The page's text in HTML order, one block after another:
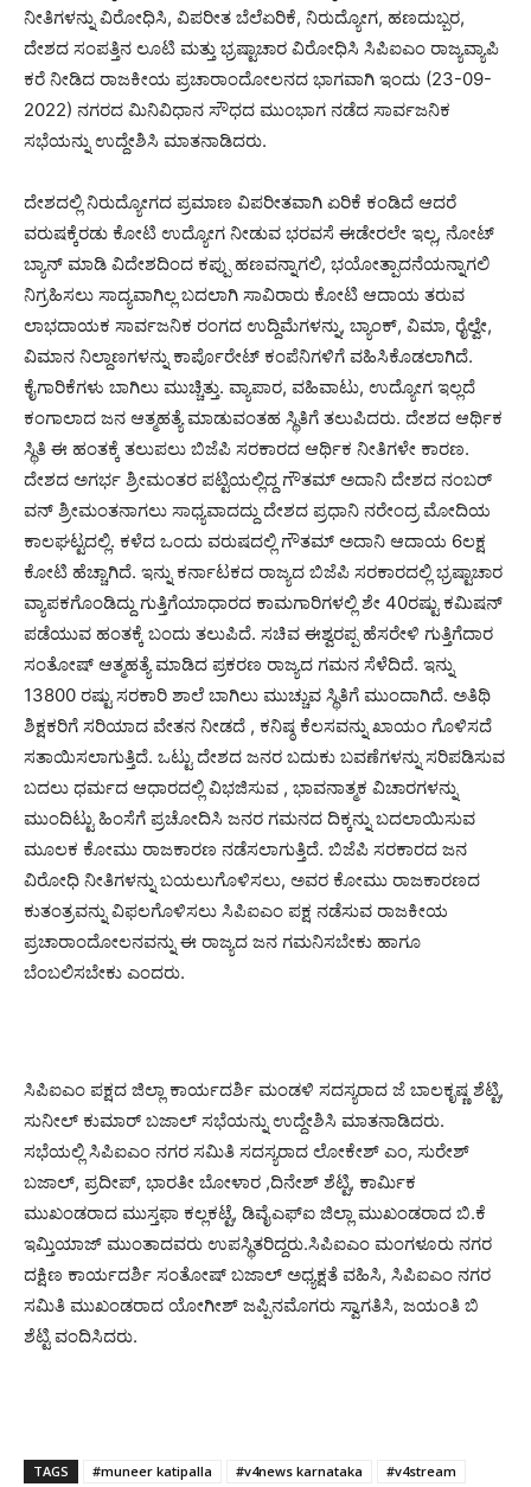
ನೀತಿಗಳನ್ನು ವಿರೋಧಿಸಿ, ವಿಪರೀತ ಬೆಲೆಏರಿಕೆ, ನಿರುದ್ಯೋಗ, ಹಣದುಬ್ಬರ,
ದೇಶದ ಸಂಪತ್ತಿನ ಲೂಟಿ ಮತ್ತು ಭ್ರಷ್ಟಾಚಾರ ವಿರೋಧಿಸಿ ಸಿಪಿಐಎಂ ರಾಜ್ಯವ್ಯಾಪಿ
ಕರೆ ನೀಡಿದ ರಾಜಕೀಯ ಪ್ರಚಾರಾಂದೋಲನದ ಭಾಗವಾಗಿ ಇಂದು (23-09-
2022) ನಗರದ ಮಿನಿವಿಧಾನ ಸೌಧದ ಮುಂಭಾಗ ನಡೆದ ಸಾರ್ವಜನಿಕ
ಸಭೆಯನ್ನು ಉದ್ದೇಶಿಸಿ ಮಾತನಾಡಿದರು.
ದೇಶದಲ್ಲಿ ನಿರುದ್ಯೋಗದ ಪ್ರಮಾಣ ವಿಪರೀತವಾಗಿ ಏರಿಕೆ ಕಂಡಿದೆ ಆದರೆ
ವರುಷಕ್ಕೆರಡು ಕೋಟಿ ಉದ್ಯೋಗ ನೀಡುವ ಭರವಸೆ ಈಡೇರಲೇ ಇಲ್ಲ, ನೋಟ್
ಬ್ಯಾನ್ ಮಾಡಿ ವಿದೇಶದಿಂದ ಕಪ್ಪು ಹಣವನ್ನಾಗಲಿ, ಭಯೋತ್ಪಾದನೆಯನ್ನಾಗಲಿ
ನಿಗ್ರಹಿಸಲು ಸಾದ್ಯವಾಗಿಲ್ಲ ಬದಲಾಗಿ ಸಾವಿರಾರು ಕೋಟಿ ಆದಾಯ ತರುವ
ಲಾಭದಾಯಕ ಸಾರ್ವಜನಿಕ ರಂಗದ ಉದ್ದಿಮೆಗಳನ್ನು, ಬ್ಯಾಂಕ್, ವಿಮಾ, ರೈಲ್ವೇ,
ವಿಮಾನ ನಿಲ್ದಾಣಗಳನ್ನು ಕಾರ್ಪೊರೇಟ್ ಕಂಪೆನಿಗಳಿಗೆ ವಹಿಸಿಕೊಡಲಾಗಿದೆ.
ಕೈಗಾರಿಕೆಗಳು ಬಾಗಿಲು ಮುಚ್ಚಿತ್ತು. ವ್ಯಾಪಾರ, ವಹಿವಾಟು, ಉದ್ಯೋಗ ಇಲ್ಲದೆ
ಕಂಗಾಲಾದ ಜನ ಆತ್ಮಹತ್ಯೆ ಮಾಡುವಂತಹ ಸ್ಥಿತಿಗೆ ತಲುಪಿದರು. ದೇಶದ ಆರ್ಥಿಕ
ಸ್ಥಿತಿ ಈ ಹಂತಕ್ಕೆ ತಲುಪಲು ಬಿಜೆಪಿ ಸರಕಾರದ ಆರ್ಥಿಕ ನೀತಿಗಳೇ ಕಾರಣ.
ದೇಶದ ಅಗರ್ಭ ಶ್ರೀಮಂತರ ಪಟ್ಟಿಯಲ್ಲಿದ್ದ ಗೌತಮ್ ಅದಾನಿ ದೇಶದ ನಂಬರ್
ವನ್ ಶ್ರೀಮಂತನಾಗಲು ಸಾಧ್ಯವಾದದ್ದು ದೇಶದ ಪ್ರಧಾನಿ ನರೇಂದ್ರ ಮೋದಿಯ
ಕಾಲಘಟ್ಟದಲ್ಲಿ. ಕಳೆದ ಒಂದು ವರುಷದಲ್ಲಿ ಗೌತಮ್ ಅದಾನಿ ಆದಾಯ 6ಲಕ್ಷ
ಕೋಟಿ ಹೆಚ್ಚಾಗಿದೆ. ಇನ್ನು ಕರ್ನಾಟಕದ ರಾಜ್ಯದ ಬಿಜೆಪಿ ಸರಕಾರದಲ್ಲಿ ಭ್ರಷ್ಟಾಚಾರ
ವ್ಯಾಪಕಗೊಂಡಿದ್ದು ಗುತ್ತಿಗೆಯಾಧಾರದ ಕಾಮಗಾರಿಗಳಲ್ಲಿ ಶೇ 40ರಷ್ಟು ಕಮಿಷನ್
ಪಡೆಯುವ ಹಂತಕ್ಕೆ ಬಂದು ತಲುಪಿದೆ. ಸಚಿವ ಈಶ್ವರಪ್ಪ ಹೆಸರೇಳಿ ಗುತ್ತಿಗೆದಾರ
ಸಂತೋಷ್ ಆತ್ಮಹತ್ಯೆ ಮಾಡಿದ ಪ್ರಕರಣ ರಾಜ್ಯದ ಗಮನ ಸೆಳೆದಿದೆ. ಇನ್ನು
13800 ರಷ್ಟು ಸರಕಾರಿ ಶಾಲೆ ಬಾಗಿಲು ಮುಚ್ಚುವ ಸ್ಥಿತಿಗೆ ಮುಂದಾಗಿದೆ. ಅತಿಥಿ
ಶಿಕ್ಷಕರಿಗೆ ಸರಿಯಾದ ವೇತನ ನೀಡದೆ , ಕನಿಷ್ಠ ಕೆಲಸವನ್ನು ಖಾಯಂ ಗೊಳಿಸದೆ
ಸತಾಯಿಸಲಾಗುತ್ತಿದೆ. ಒಟ್ಟು ದೇಶದ ಜನರ ಬದುಕು ಬವಣೆಗಳನ್ನು ಸರಿಪಡಿಸುವ
ಬದಲು ಧರ್ಮದ ಆಧಾರದಲ್ಲಿ ವಿಭಜಿಸುವ , ಭಾವನಾತ್ಮಕ ವಿಚಾರಗಳನ್ನು
ಮುಂದಿಟ್ಟು ಹಿಂಸೆಗೆ ಪ್ರಚೋದಿಸಿ ಜನರ ಗಮನದ ದಿಕ್ಕನ್ನು ಬದಲಾಯಿಸುವ
ಮೂಲಕ ಕೋಮು ರಾಜಕಾರಣ ನಡೆಸಲಾಗುತ್ತಿದೆ. ಬಿಜೆಪಿ ಸರಕಾರದ ಜನ
ವಿರೋಧಿ ನೀತಿಗಳನ್ನು ಬಯಲುಗೊಳಿಸಲು, ಅವರ ಕೋಮು ರಾಜಕಾರಣದ
ಕುತಂತ್ರವನ್ನು ವಿಫಲಗೊಳಿಸಲು ಸಿಪಿಐಎಂ ಪಕ್ಷ ನಡೆಸುವ ರಾಜಕೀಯ
ಪ್ರಚಾರಾಂದೋಲನವನ್ನು ಈ ರಾಜ್ಯದ ಜನ ಗಮನಿಸಬೇಕು ಹಾಗೂ
ಬೆಂಬಲಿಸಬೇಕು ಎಂದರು.
ಸಿಪಿಐಎಂ ಪಕ್ಷದ ಜಿಲ್ಲಾ ಕಾರ್ಯದರ್ಶಿ ಮಂಡಳಿ ಸದಸ್ಯರಾದ ಜೆ ಬಾಲಕೃಷ್ಣ ಶೆಟ್ಟಿ,
ಸುನೀಲ್ ಕುಮಾರ್ ಬಜಾಲ್ ಸಭೆಯನ್ನು ಉದ್ದೇಶಿಸಿ ಮಾತನಾಡಿದರು.
ಸಭೆಯಲ್ಲಿ ಸಿಪಿಐಎಂ ನಗರ ಸಮಿತಿ ಸದಸ್ಯರಾದ ಲೋಕೇಶ್ ಎಂ, ಸುರೇಶ್
ಬಜಾಲ್, ಪ್ರದೀಪ್, ಭಾರತೀ ಬೋಳಾರ ,ದಿನೇಶ್ ಶೆಟ್ಟಿ, ಕಾರ್ಮಿಕ
ಮುಖಂಡರಾದ ಮುಸ್ತಫಾ ಕಲ್ಲಕಟ್ಟೆ, ಡಿವೈಎಫ್ಐ ಜಿಲ್ಲಾ ಮುಖಂಡರಾದ ಬಿ.ಕೆ
ಇಮ್ತಿಯಾಜ್ ಮುಂತಾದವರು ಉಪಸ್ಥಿತರಿದ್ದರು.ಸಿಪಿಐಎಂ ಮಂಗಳೂರು ನಗರ
ದಕ್ಷಿಣ ಕಾರ್ಯದರ್ಶಿ ಸಂತೋಷ್ ಬಜಾಲ್ ಅಧ್ಯಕ್ಷತೆ ವಹಿಸಿ, ಸಿಪಿಐಎಂ ನಗರ
ಸಮಿತಿ ಮುಖಂಡರಾದ ಯೋಗೀಶ್ ಜಪ್ಪಿನಮೊಗರು ಸ್ವಾಗತಿಸಿ, ಜಯಂತಿ ಬಿ
ಶೆಟ್ಟಿ ವಂದಿಸಿದರು.
TAGS #muneer katipalla #v4news karnataka
#v4stream